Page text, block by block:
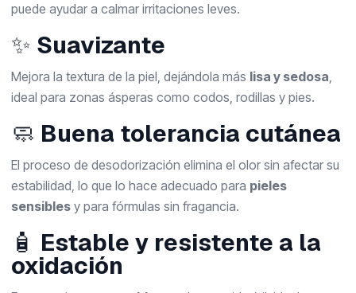
puede ayudar a calmar irritaciones leves.
✨ Suavizante
Mejora la textura de la piel, dejándola más lisa y sedosa,
ideal para zonas ásperas como codos, rodillas y pies.
🧼 Buena tolerancia cutánea
El proceso de desodorización elimina el olor sin afectar su
estabilidad, lo que lo hace adecuado para pieles
sensiblesy para fórmulas sin fragancia.
🧴 Estable y resistente a la
oxidación